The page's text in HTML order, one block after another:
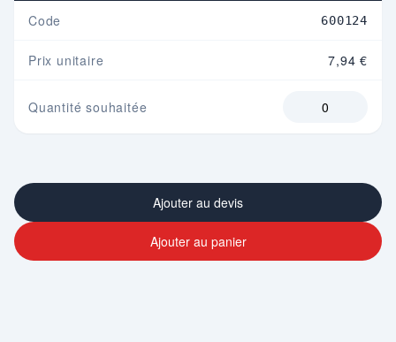
Code 600124
Prix unitaire 7,94 €
Quantité souhaitée
Ajouter au devis
Ajouter au panier